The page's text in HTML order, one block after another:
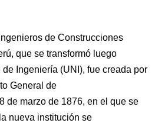
de Construcciones
que se transformó luego
Ingeniería (UNI), fue creada por
General de
de marzo de 1876, en el que se
nueva institución se